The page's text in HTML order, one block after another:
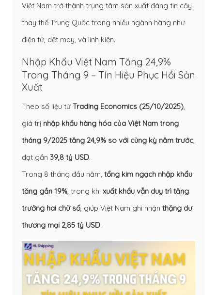
Việt Nam trở thành trung tâm sản xuất đáng tin cậy
thay thế Trung Quốc trong nhiều ngành hàng như
điện tử, dệt may, và linh kiện.
Nhập Khẩu Việt Nam Tăng 24,9%
Trong Tháng 9 – Tín Hiệu Phục Hồi Sản
Xuất
Theo số liệu từ Trading Economics (25/10/2025),
giá trị nhập khẩu hàng hóa của Việt Nam trong
tháng 9/2025 tăng 24,9% so với cùng kỳ năm trước,
đạt gần 39,8 tỷ USD.
Trong 8 tháng đầu năm, tổng kim ngạch nhập khẩu
tăng gần 19%, trong khi xuất khẩu vẫn duy trì tăng
trưởng hai chữ số, giúp Việt Nam ghi nhận thặng dư
thương mại 2,85 tỷ USD.